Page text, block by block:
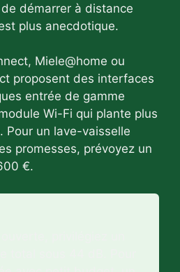
démarrer à distance
plus anecdotique.
Miele@home ou
proposent des interfaces
entrée de gamme
Wi-Fi qui plante plus
Pour un lave-vaisselle
promesses, prévoyez un
€.